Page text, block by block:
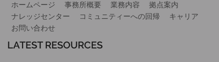
ホームページ 事務所概要 業務内容
拠点案内
ナレッジセンター
コミュニティーへの回帰
キャリア
お問い合わせ
LATEST RESOURCES